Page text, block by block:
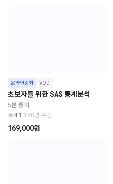
온라인강좌 VOD
초보자를 위한 SAS 통계분석
5분 통계
★4.1 ·180명 수강
169,000원